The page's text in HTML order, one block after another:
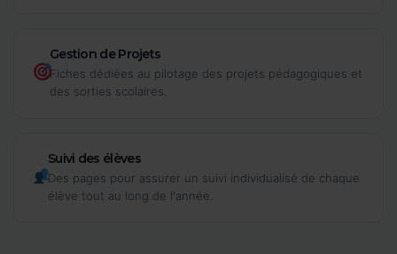
Gestion de Projets
Fiches dédiées au pilotage des projets pédagogiques et
des sorties scolaires.
Suivi des élèves
Des pages pour assurer un suivi individualisé de chaque
élève tout au long de l'année.